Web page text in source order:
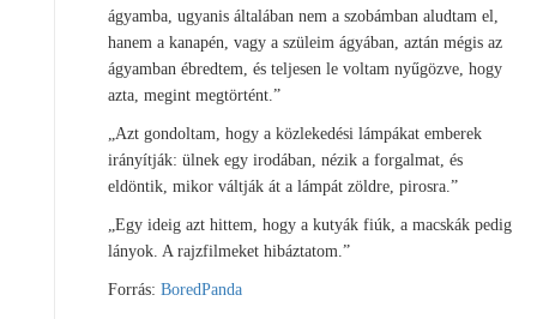
ágyamba, ugyanis általában nem a szobámban aludtam el,
hanem a kanapén, vagy a szüleim ágyában, aztán mégis az
ágyamban ébredtem, és teljesen le voltam nyűgözve, hogy
azta, megint megtörtént.”
„Azt gondoltam, hogy a közlekedési lámpákat emberek
irányítják: ülnek egy irodában, nézik a forgalmat, és
eldöntik, mikor váltják át a lámpát zöldre, pirosra.”
„Egy ideig azt hittem, hogy a kutyák fiúk, a macskák pedig
lányok. A rajzfilmeket hibáztatom.”
Forrás: BoredPanda